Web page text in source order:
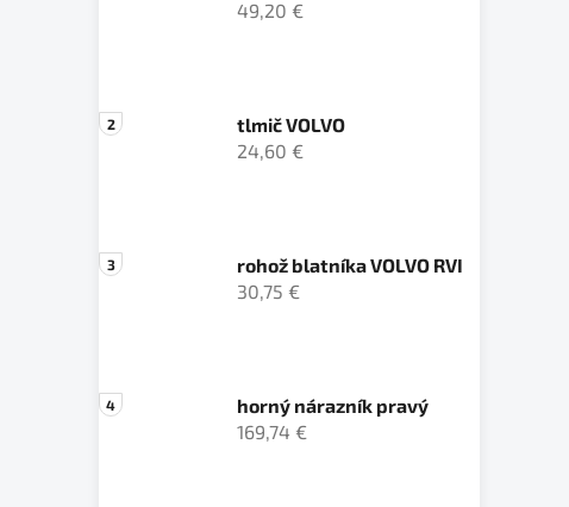
49,20 €
tlmič VOLVO
24,60 €
rohož blatníka VOLVO RVI
30,75 €
horný nárazník pravý
169,74 €